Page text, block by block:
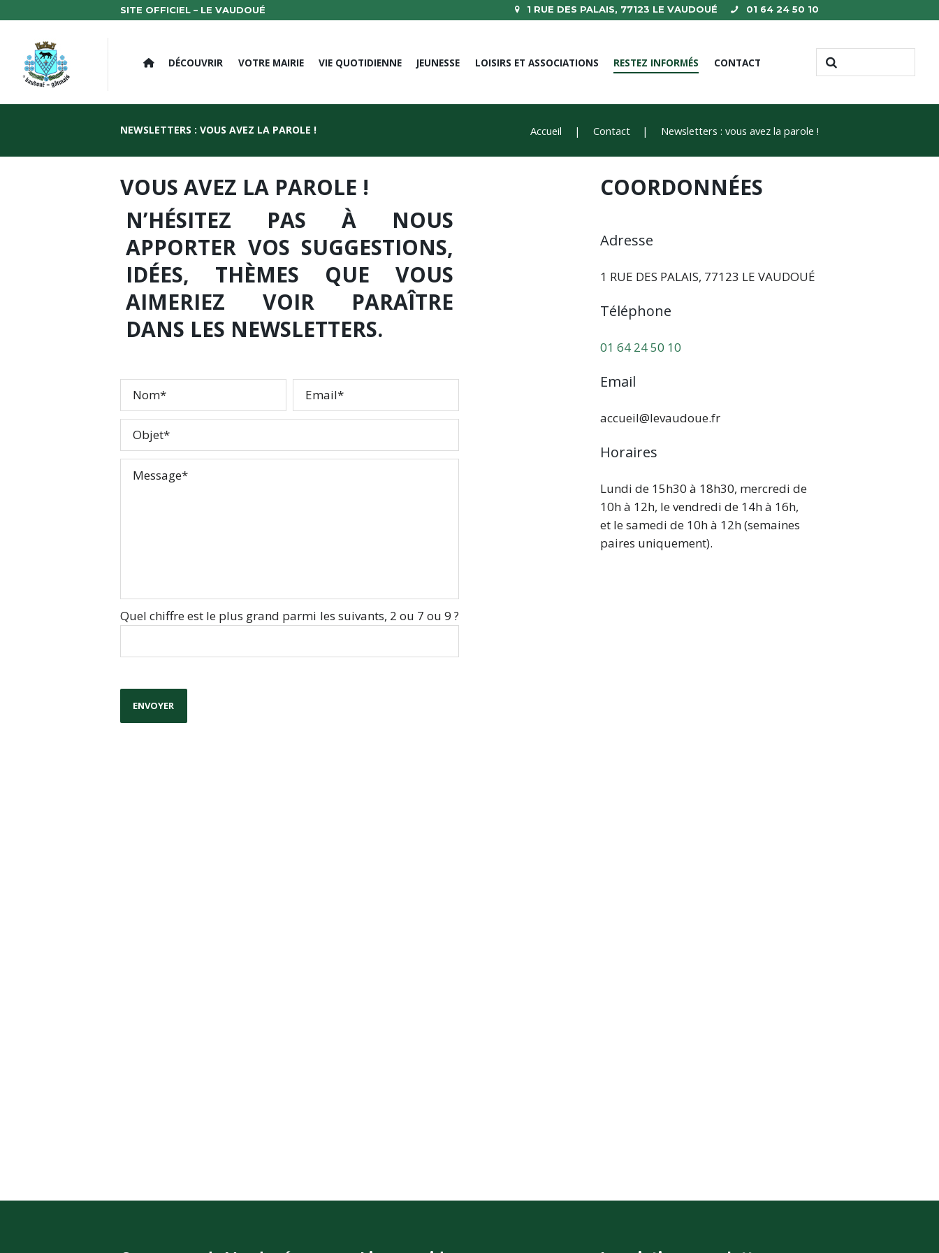
SITE OFFICIEL – LE VAUDOUÉ 1 RUE DES PALAIS, 77123 LE VAUDOUÉ 01 64 24 50 10
DÉCOUVRIR VOTRE MAIRIE VIE QUOTIDIENNE JEUNESSE LOISIRS ET ASSOCIATIONS RESTEZ INFORMÉS CONTACT
NEWSLETTERS : VOUS AVEZ LA PAROLE ! Accueil Contact Newsletters : vous avez la parole !
VOUS AVEZ LA PAROLE !
N’HÉSITEZ PAS À NOUS
APPORTER VOS SUGGESTIONS,
IDÉES, THÈMES QUE VOUS
AIMERIEZ VOIR PARAÎTRE
DANS LES NEWSLETTERS.
Quel chiffre est le plus grand parmi les suivants, 2 ou 7 ou 9 ?
COORDONNÉES
Adresse
1 RUE DES PALAIS, 77123 LE VAUDOUÉ
Téléphone
01 64 24 50 10
Email
accueil@levaudoue.fr
Horaires
Lundi de 15h30 à 18h30, mercredi de
10h à 12h, le vendredi de 14h à 16h,
et le samedi de 10h à 12h (semaines
paires uniquement).